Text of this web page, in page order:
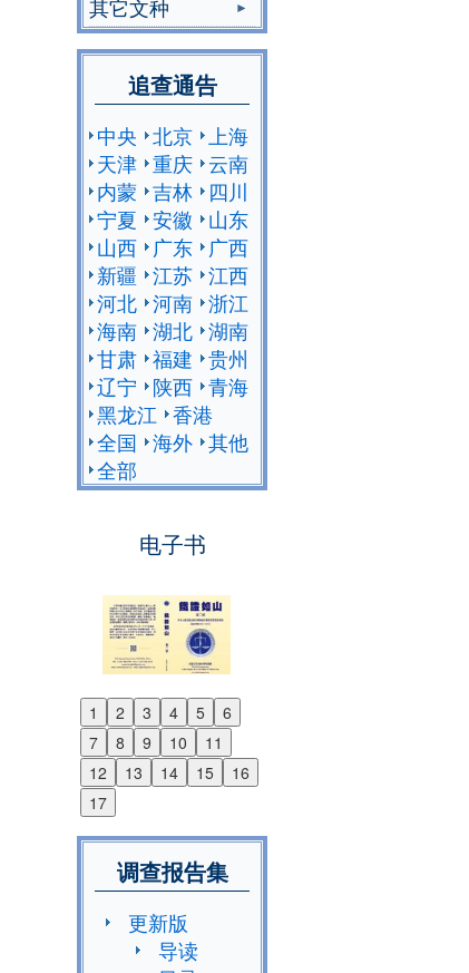
其它文种
追查通告
中央 北京 上海
天津 重庆 云南
内蒙 吉林
四川
宁夏 安徽
山东
山西
广东
广西
新疆 江苏 江西
河北 河南 浙江
海南 湖北 湖南
甘肃 福建 贵州
辽宁
陕西 青海
黑龙江 香港
全国 海外 其他
全部
电子书
1 2 3 4 5
6
7
8 9 10
11
12
13 14 15
16
17
Previous
Next
调查报告集
更新版
导读